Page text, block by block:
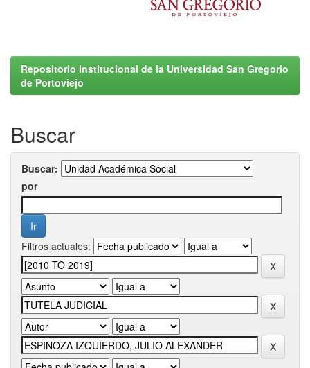
Repositorio Institucional de la Universidad San Gregorio
de Portoviejo
Buscar
Buscar:
por
Filtros actuales: